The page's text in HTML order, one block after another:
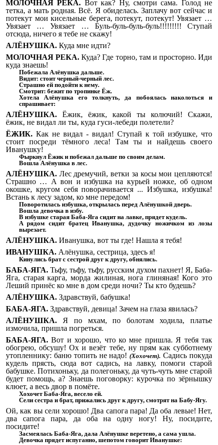
МОЛОЧНАЯ РЕКА. Вот как? Ну, смотри сама. Голод не
тетка, а мать родная. Всё. Я обиделась. Заплачу вот сейчас и
потекут мои кисельные берега, потекут, потекут! Увязает …
Увязает … Увязает … Буль-буль-буль-буль!!!!!!!!! Ступай
отсюда, ничего я тебе не скажу!
АЛЁНУШКА. Куда мне идти?
МОЛОЧНАЯ РЕКА.Куда? Где торно, там и просторно. Иди
куда знаешь!
Побежала Алёнушка дальше.
Видит: стоит черный-черный лес.
Страшно ей подойти к нему.
Смотрит: бежит по тропинке Ёж.
Хотела Алёнушка его толкнуть, да побоялась наколоться и
спрашивает:
АЛЁНУШКА. Ёжик, ёжик, какой ты колючий! Скажи,
ёжик, не видал ли ты, куда гуси-лебеди полетели?
ЁЖИК. Как не видал - видал! Ступай к той избушке, что
стоит посреди тёмного леса! Там ты и найдешь своего
Иванушку!
Фыркнул Ёжик и побежал дальше по своим делам.
Вошла Алёнушка в лес.
АЛЁНУШКА. Лес дремучий, ветки за косы мои цепляются!
Страшно … А вон и избушка на курьей ножке, об одном
окошке, кругом себя поворачивается ... Избушка, избушка!
Встань к лесу задом, ко мне передом!
Поворотилась избушка, открылась перед Алёнушкой дверь.
Вошла девочка в избу.
В избушке старая Баба-Яга сидит на лавке, прядет кудель.
А рядом сидит братец Иванушка, дудочку ножичком из лозы
вырезает.
АЛЁНУШКА. Иванушка, вот ты где! Нашла я тебя!
ИВАНУШКА. Алёнушка, сестрица, здесь я!
Кинулись брат с сестрой друг к другу, обнялись.
БАБА-ЯГА. Тьфу, тьфу, тьфу, русским духом пахнет! Я, Баба-
Яга, старая карга, морда жилиная, нога глиняная! Кого это
Леший принёс ко мне в дом среди ночи? Ты кто будешь?
АЛЁНУШКА. Здравствуй, бабушка!
БАБА-ЯГА. Здравствуй, девица! Зачем на глаза явилась?
АЛЁНУШКА. Я по мхам, по болотам ходила, платье
измочила, пришла погреться.
БАБА-ЯГА. Вот и хорошо, что ко мне пришла. Я тебя так
обогрею, обсушу! Ох и везёт тебе, ну прям как субботнему
утопленнику: баню топить не надо!(Хохочет). Садись покуда
кудель прясть, сюда вот садись, на лавку, помоги старой
бабушке. Потихоньку, да полегоньку, да чуть-чуть мне старой
будет помощь, а? Знаешь поговорку: курочка по зёрнышку
клюет, а весь двор в помёте.
Хохочет Баба-Яга, весело ей.
Сели сестра и брат, прижались друг к другу, смотрят на Бабу-Ягу.
Ой, как вы сели хорошо! Два сапога пара! Да оба левые! Нет,
два сапога пара, да оба на одну ногу! Ну, посидите,
посидите!
Засмеялась Баба-Яга, дала Алёнушке веретено, а сама ушла.
Девочка прядет испуганно, шепотом говорит Иванушке: